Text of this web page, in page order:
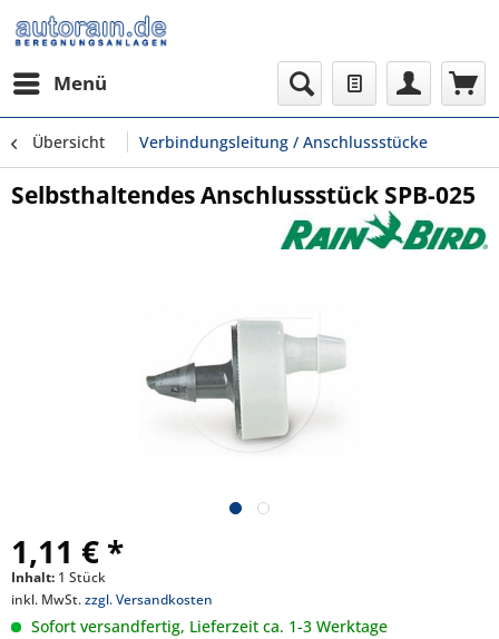
Menü
Übersicht Verbindungsleitung / Anschlussstücke
Selbsthaltendes Anschlussstück SPB-025
1,11 € *
Inhalt: 1 Stück
inkl. MwSt.zzgl. Versandkosten
Sofort versandfertig, Lieferzeit ca. 1-3 Werktage